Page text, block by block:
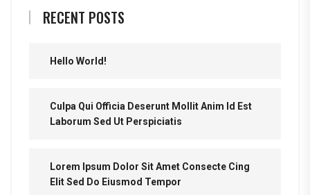
RECENT POSTS
Hello World!
Culpa Qui Officia Deserunt Mollit Anim Id Est
Laborum Sed Ut Perspiciatis
Lorem Ipsum Dolor Sit Amet Consecte Cing
Elit Sed Do Eiusmod Tempor